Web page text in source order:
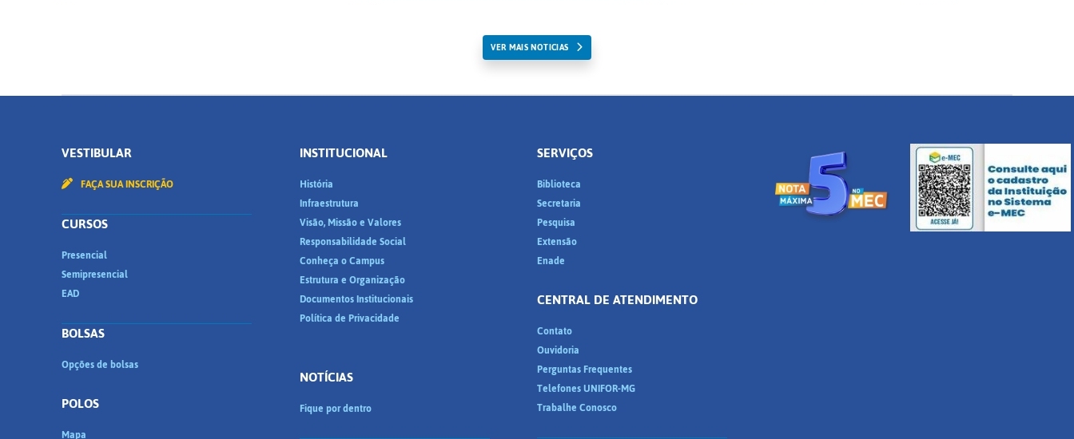
VER MAIS NOTICIAS
VESTIBULAR
FAÇA SUA INSCRIÇÃO
CURSOS
Presencial
Semipresencial
EAD
BOLSAS
Opções de bolsas
POLOS
Mapa
INSTITUCIONAL
História
Infraestrutura
Visão, Missão e Valores
Responsabilidade Social
Conheça o Campus
Estrutura e Organização
Documentos Institucionais
Política de Privacidade
NOTÍCIAS
Fique por dentro
SERVIÇOS
Biblioteca
Secretaria
Pesquisa
Extensão
Enade
CENTRAL DE ATENDIMENTO
Contato
Ouvidoria
Perguntas Frequentes
Telefones UNIFOR-MG
Trabalhe Conosco